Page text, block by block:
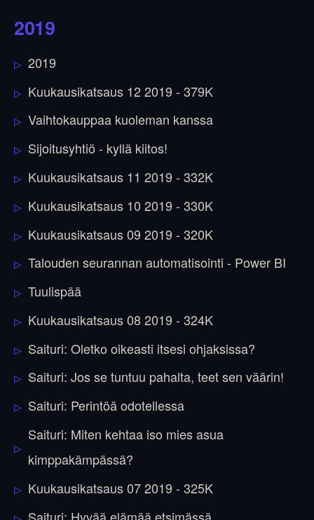
2019
2019
Kuukausikatsaus 12 2019 - 379K
Vaihtokauppaa kuoleman kanssa
Sijoitusyhtiö - kyllä kiitos!
Kuukausikatsaus 11 2019 - 332K
Kuukausikatsaus 10 2019 - 330K
Kuukausikatsaus 09 2019 - 320K
Talouden seurannan automatisointi - Power BI
Tuulispää
Kuukausikatsaus 08 2019 - 324K
Saituri: Oletko oikeasti itsesi ohjaksissa?
Saituri: Jos se tuntuu pahalta, teet sen väärin!
Saituri: Perintöä odotellessa
Saituri: Miten kehtaa iso mies asua
kimppakämpässä?
Kuukausikatsaus 07 2019 - 325K
Saituri: Hyvää elämää etsimässä